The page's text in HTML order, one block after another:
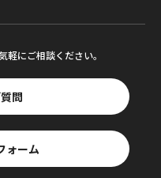
軽にご相談ください。
問
ォーム